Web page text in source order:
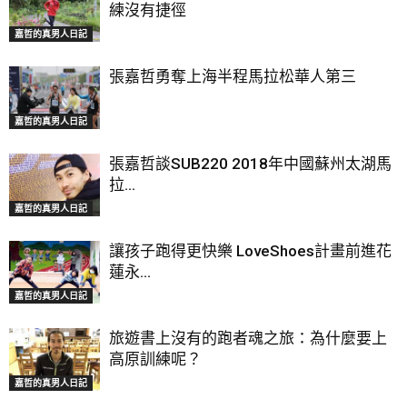
嘉哲的真男人日記
練沒有捷徑
嘉哲的真男人日記
張嘉哲勇奪上海半程馬拉松華人第三
嘉哲的真男人日記
張嘉哲談SUB220 2018年中國蘇州太湖馬
拉...
嘉哲的真男人日記
讓孩子跑得更快樂 LoveShoes計畫前進花
蓮永...
嘉哲的真男人日記
旅遊書上沒有的跑者魂之旅：為什麼要上
高原訓練呢？